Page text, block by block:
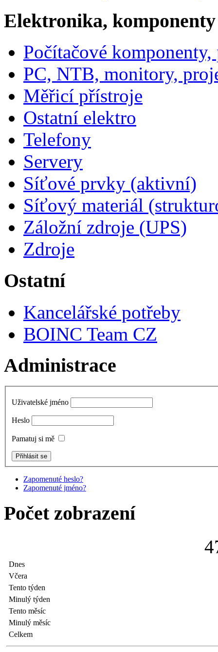
Elektronika, komponenty
Počítačové
PC, NTB, monitory,
Měřicí přístroje
Ostatní elektro
Telefony
Servery
Síťové prvky (aktivní)
Síťový materiál
Záložní zdroje (UPS)
Zdroje
Ostatní
Kancelářské potřeby
BOINC Team CZ
Administrace
Uživatelské jméno
Heslo
Pamatuj si mě
Zapomenuté heslo?
Zapomenuté jméno?
Počet zobrazení
4
Dnes
Včera
Tento týden
Minulý týden
Tento měsíc
Minulý měsíc
Celkem